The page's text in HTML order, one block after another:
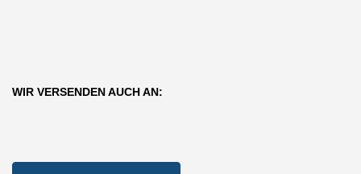
WIR VERSENDEN AUCH AN: